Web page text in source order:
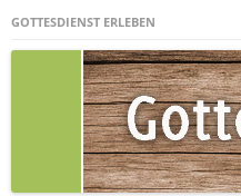
GOTTESDIENST ERLEBEN